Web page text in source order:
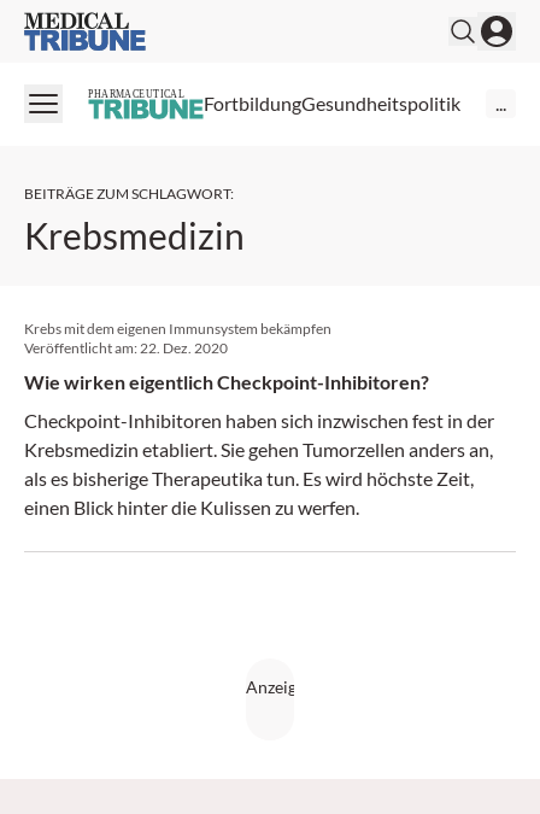
Medical Tribune
PHARMACEUTICAL FortbildungGesundheitspolitik ...
BEITRÄGE ZUM SCHLAGWORT:
Krebsmedizin
Krebs mit dem eigenen Immunsystem bekämpfen
Veröffentlicht am: 22. Dez. 2020
Wie wirken eigentlich Checkpoint-Inhibitoren?
Checkpoint-Inhibitoren haben sich inzwischen fest in der
Krebsmedizin etabliert. Sie gehen Tumorzellen anders an,
als es bisherige Therapeutika tun. Es wird höchste Zeit,
einen Blick hinter die Kulissen zu werfen.